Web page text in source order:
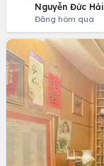
Nguyễn Đức Hải
Đăng hôm qua